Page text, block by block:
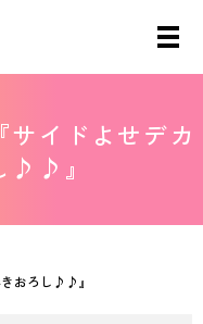
イドよせデカ
♪♪』
おろし♪♪』